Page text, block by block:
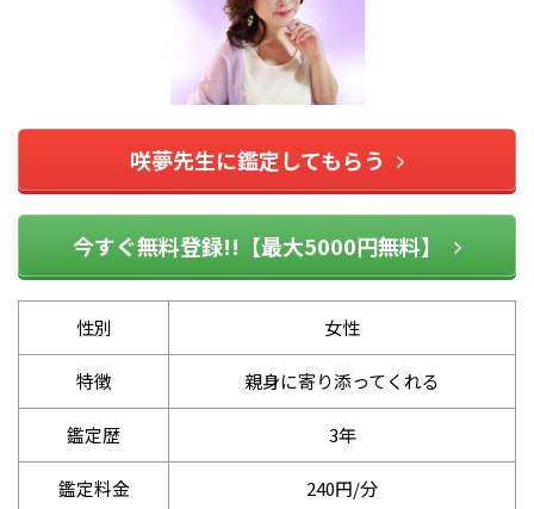
咲夢先生に鑑定してもらう
今すぐ無料登録!!【最大5000円無料】
性別 女性
特徴 親身に寄り添ってくれる
鑑定歴 3年
鑑定料金 240円/分